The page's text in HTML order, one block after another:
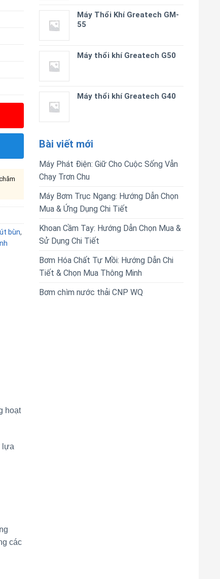
Máy Thổi Khí Greatech GM-
55
Máy thổi khí Greatech G50
Máy thổi khí Greatech G40
Bài viết mới
Máy Phát Điện: Giữ Cho Cuộc Sống Vẫn
Chạy Trơn Chu
Máy Bơm Trục Ngang: Hướng Dẫn Chọn
Mua & Ứng Dụng Chi Tiết
Khoan Cầm Tay: Hướng Dẫn Chọn Mua &
Sử Dụng Chi Tiết
Bơm Hóa Chất Tự Mồi: Hướng Dẫn Chi
Tiết & Chọn Mua Thông Minh
Bơm chìm nước thải CNP WQ
bùn,
hoạt
lựa
các